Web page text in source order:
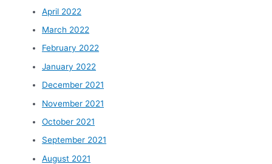
April 2022
March 2022
February 2022
January 2022
December 2021
November 2021
October 2021
September 2021
August 2021